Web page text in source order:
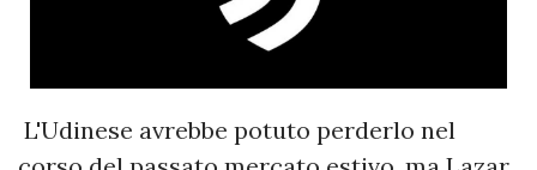
L'Udinese avrebbe potuto perderlo nel